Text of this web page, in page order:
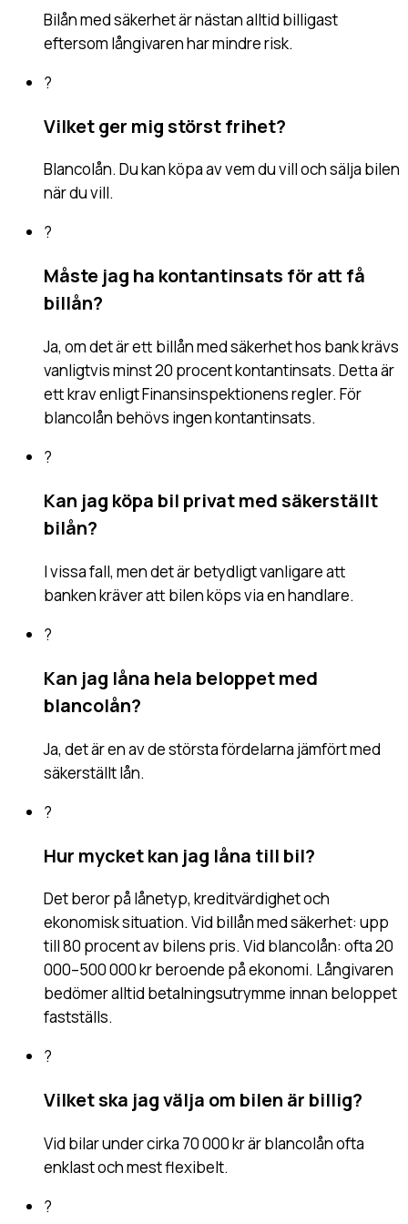
Bilån med säkerhet är nästan alltid billigast
eftersom långivaren har mindre risk.
?
Vilket ger mig störst frihet?
Blancolån. Du kan köpa av vem du vill och sälja bilen
när du vill.
?
Måste jag ha kontantinsats för att få
billån?
Ja, om det är ett billån med säkerhet hos bank krävs
vanligtvis minst 20 procent kontantinsats. Detta är
ett krav enligt Finansinspektionens regler. För
blancolån behövs ingen kontantinsats.
?
Kan jag köpa bil privat med säkerställt
bilån?
I vissa fall, men det är betydligt vanligare att
banken kräver att bilen köps via en handlare.
?
Kan jag låna hela beloppet med
blancolån?
Ja, det är en av de största fördelarna jämfört med
säkerställt lån.
?
Hur mycket kan jag låna till bil?
Det beror på lånetyp, kreditvärdighet och
ekonomisk situation. Vid billån med säkerhet: upp
till 80 procent av bilens pris. Vid blancolån: ofta 20
000–500 000 kr beroende på ekonomi. Långivaren
bedömer alltid betalningsutrymme innan beloppet
fastställs.
?
Vilket ska jag välja om bilen är billig?
Vid bilar under cirka 70 000 kr är blancolån ofta
enklast och mest flexibelt.
?